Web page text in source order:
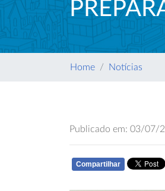
Home Notícias
Publicado em: 03/07/
Compartilhar